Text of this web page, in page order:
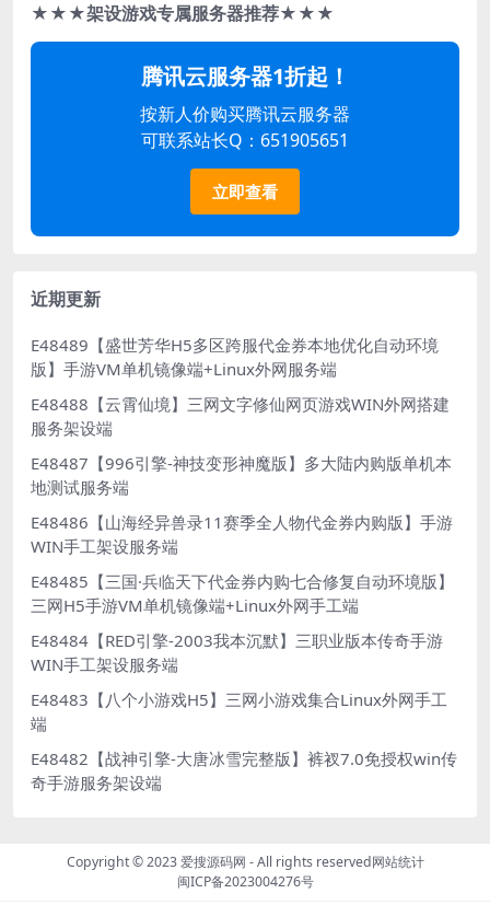
★★★架设游戏专属服务器推荐★★★
腾讯云服务器1折起！
按新人价购买腾讯云服务器
可联系站长Q：651905651
立即查看
近期更新
E48489【盛世芳华H5多区跨服代金券本地优化自动环境
版】手游VM单机镜像端+Linux外网服务端
E48488【云霄仙境】三网文字修仙网页游戏WIN外网搭建
服务架设端
E48487【996引擎-神技变形神魔版】多大陆内购版单机本
地测试服务端
E48486【山海经异兽录11赛季全人物代金券内购版】手游
WIN手工架设服务端
E48485【三国·兵临天下代金券内购七合修复自动环境版】
三网H5手游VM单机镜像端+Linux外网手工端
E48484【RED引擎-2003我本沉默】三职业版本传奇手游
WIN手工架设服务端
E48483【八个小游戏H5】三网小游戏集合Linux外网手工
端
E48482【战神引擎-大唐冰雪完整版】裤衩7.0免授权win传
奇手游服务架设端
Copyright © 2023爱搜源码网 - All rights reserved网站统计
闽ICP备2023004276号